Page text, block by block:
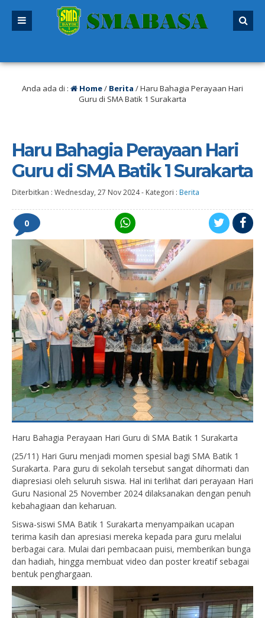
Anda ada di : Home/ Berita /Haru Bahagia Perayaan Hari
Guru di SMA Batik 1 Surakarta
Haru Bahagia Perayaan Hari
Guru di SMA Batik 1 Surakarta
Diterbitkan : Wednesday, 27 Nov 2024- Kategori : Berita
0
Haru Bahagia Perayaan Hari Guru di SMA Batik 1 Surakarta
(25/11) Hari Guru menjadi momen spesial bagi SMA Batik 1
Surakarta. Para guru di sekolah tersebut sangat dihormati dan
diapresiasi oleh seluruh siswa. Hal ini terlihat dari perayaan Hari
Guru Nasional 25 November 2024 dilaksanakan dengan penuh
kebahagiaan dan keharuan.
Siswa-siswi SMA Batik 1 Surakarta menyampaikan ucapan
terima kasih dan apresiasi mereka kepada para guru melalui
berbagai cara. Mulai dari pembacaan puisi, memberikan bunga
dan hadiah, hingga membuat video dan poster kreatif sebagai
bentuk penghargaan.